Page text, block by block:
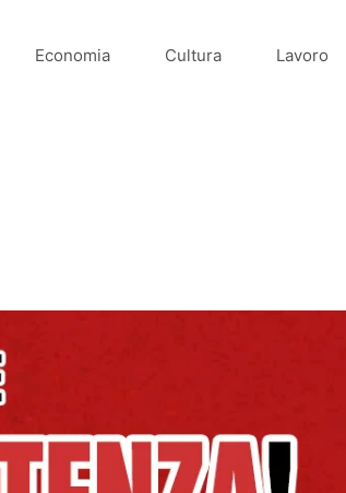
Economia Cultura Lavoro